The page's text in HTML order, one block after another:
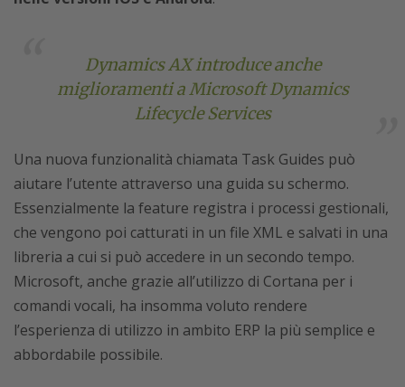
Dynamics AX introduce anche
miglioramenti a Microsoft Dynamics
Lifecycle Services
Una nuova funzionalità chiamata Task Guides può
aiutare l’utente attraverso una guida su schermo.
Essenzialmente la feature registra i processi gestionali,
che vengono poi catturati in un file XML e salvati in una
libreria a cui si può accedere in un secondo tempo.
Microsoft, anche grazie all’utilizzo di Cortana per i
comandi vocali, ha insomma voluto rendere
l’esperienza di utilizzo in ambito ERP la più semplice e
abbordabile possibile.